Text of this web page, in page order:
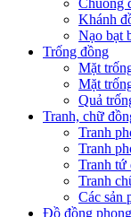
Khánh
Nạo bạt
Trống đồng
Mặt
Mặt
Quả
Tranh, chữ
Tranh
Tranh
Tranh tứ
Tranh
Các sản
Đồ đồng